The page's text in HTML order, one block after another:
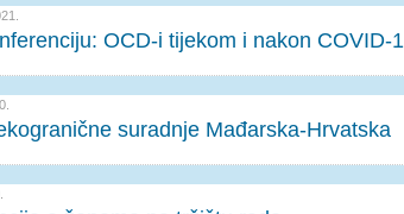
OCD-i tijekom i nakon COVID-
suradnje Mađarska-Hrvatska